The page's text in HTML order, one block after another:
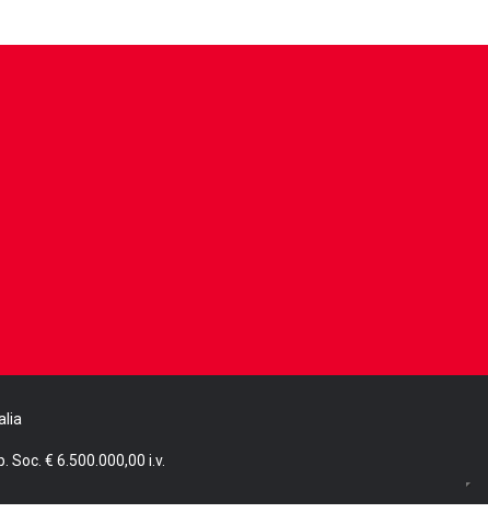
Soc. € 6.500.000,00 i.v.